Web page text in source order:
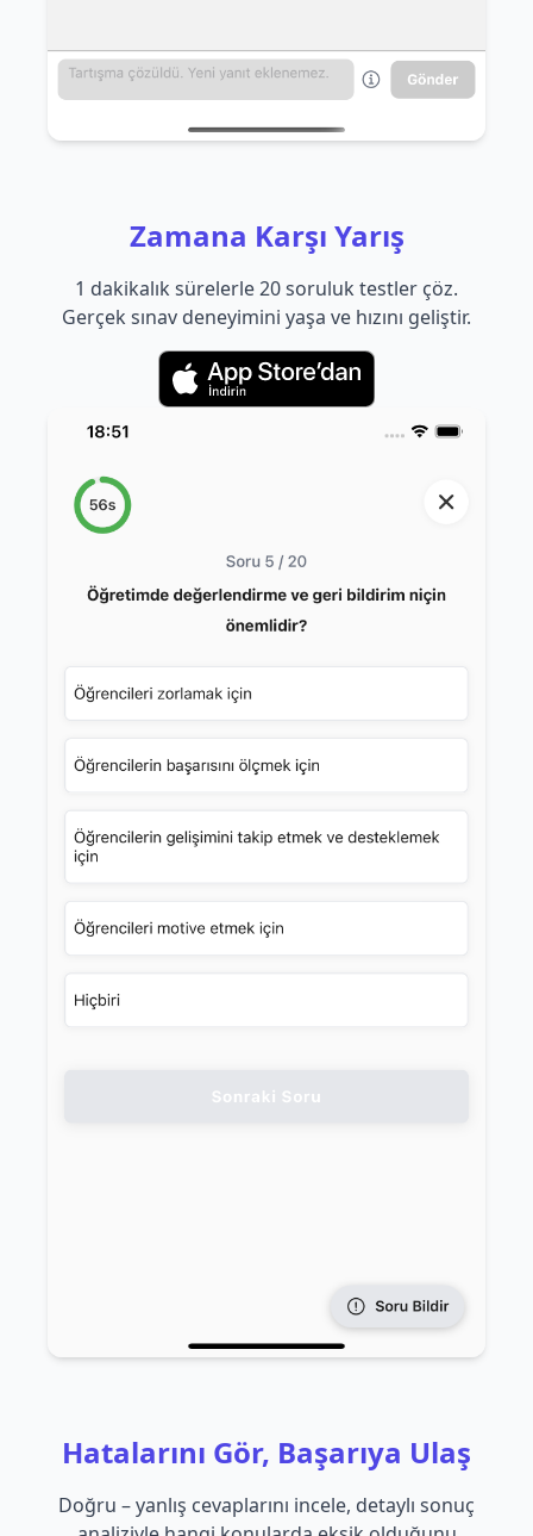
Zamana Karşı Yarış
1 dakikalık sürelerle 20 soruluk testler çöz.
Gerçek sınav deneyimini yaşa ve hızını geliştir.
Hatalarını Gör, Başarıya Ulaş
Doğru – yanlış cevaplarını incele, detaylı sonuç